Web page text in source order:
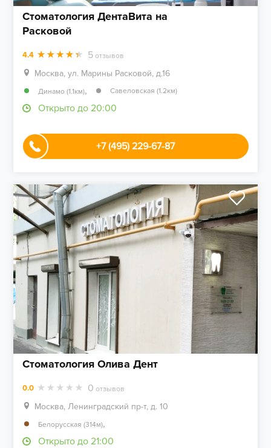
Стоматология ДентаВита на
Расковой
4.4 5 отзывов
Москва, ул. Марины Расковой, д.16
Динамо (1.1км), Савеловская (1.2км)
Открыто до 20:00
+7 (495) 229-67-87
Стоматология Олива Дент
0.0 0 отзывов
Москва, Ленинградский пр-т, д. 10
Белорусская (314м),
Открыто до 21:00